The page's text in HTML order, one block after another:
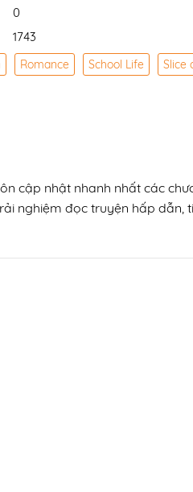
0
1743
Romance School Life Slice
cập nhật nhanh nhất các
nghiệm đọc truyện hấp